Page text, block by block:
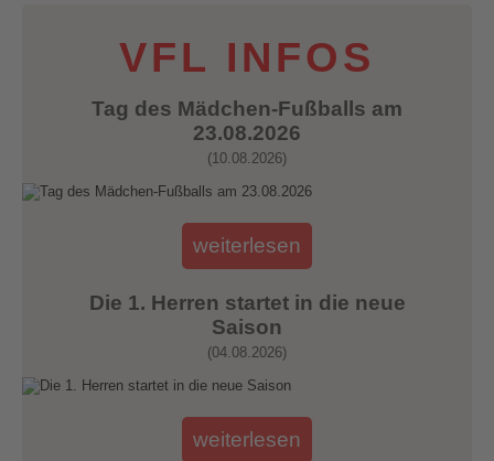
VFL INFOS
Tag des Mädchen-Fußballs am
23.08.2026
(10.08.2026)
weiterlesen
Die 1. Herren startet in die neue
Saison
(04.08.2026)
weiterlesen